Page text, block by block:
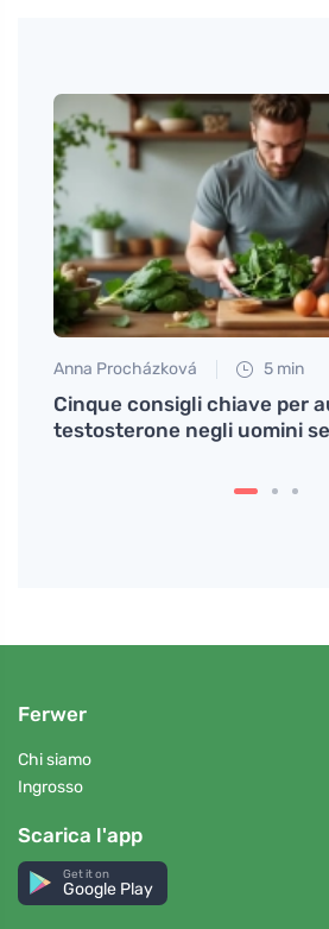
Anna Procházková 5 min
Cinque consigli chiave per
testosterone negli uomini
Ferwer
Chi siamo
Ingrosso
Scarica l'app
Get it on
Google Play